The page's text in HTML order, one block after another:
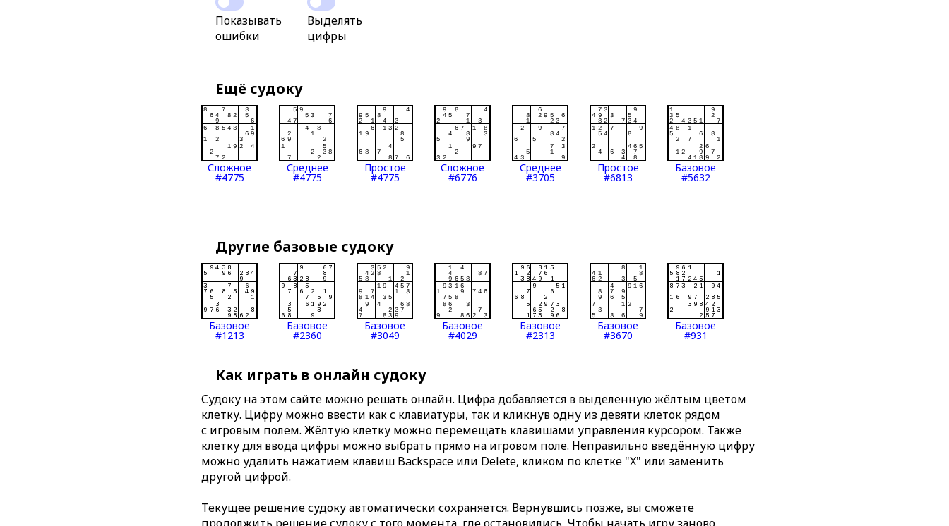
Показывать
ошибки
Выделять
цифры
Ещё судоку
Сложное
#4775
Среднее
#4775
Простое
#4775
Сложное
#6776
Среднее
#3705
Простое
#6813
Базовое
#5632
Другие базовые судоку
Базовое
#1213
Базовое
#2360
Базовое
#3049
Базовое
#4029
Базовое
#2313
Базовое
#3670
Базовое
#931
Как играть в онлайн судоку
Судоку на этом сайте можно решать онлайн. Цифра добавляется в выделенную жёлтым цветом
клетку. Цифру можно ввести как с клавиатуры, так и кликнув одну из девяти клеток рядом
с игровым полем. Жёлтую клетку можно перемещать клавишами управления курсором. Также
клетку для ввода цифры можно выбрать прямо на игровом поле. Неправильно введённую цифру
можно удалить нажатием клавиш Backspace или Delete, кликом по клетке "X" или заменить
другой цифрой.
Текущее решение судоку автоматически сохраняется. Вернувшись позже, вы сможете